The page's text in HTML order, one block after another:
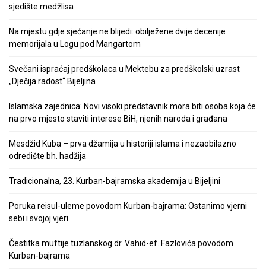
sjedište medžlisa
Na mjestu gdje sjećanje ne blijedi: obilježene dvije decenije
memorijala u Logu pod Mangartom
Svečani ispraćaj predškolaca u Mektebu za predškolski uzrast
„Dječija radost“ Bijeljina
Islamska zajednica: Novi visoki predstavnik mora biti osoba koja će
na prvo mjesto staviti interese BiH, njenih naroda i građana
Mesdžid Kuba – prva džamija u historiji islama i nezaobilazno
odredište bh. hadžija
Tradicionalna, 23. Kurban-bajramska akademija u Bijeljini
Poruka reisul-uleme povodom Kurban-bajrama: Ostanimo vjerni
sebi i svojoj vjeri
Čestitka muftije tuzlanskog dr. Vahid-ef. Fazlovića povodom
Kurban-bajrama